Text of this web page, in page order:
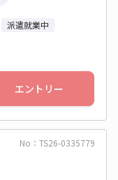
派遣就業中
エントリー
No：TS26-0335779